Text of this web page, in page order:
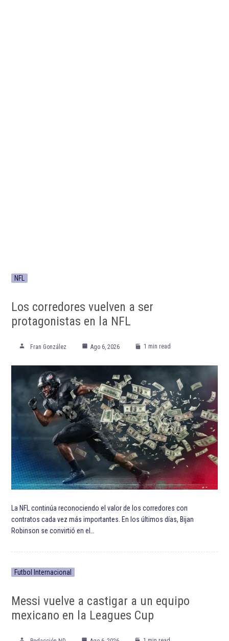
NFL
Los corredores vuelven a ser
protagonistas en la NFL
Fran González Ago 6, 2026 1 min read
La NFL continúa reconociendo el valor de los corredores con
contratos cada vez más importantes. En los últimos días, Bijan
Robinson se convirtió en el…
Futbol Internacional
Messi vuelve a castigar a un equipo
mexicano en la Leagues Cup